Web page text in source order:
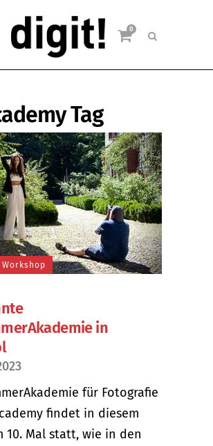
0
Tag
Workshop
in
für Fotografie
findet in diesem
10. Mal statt, wie in den